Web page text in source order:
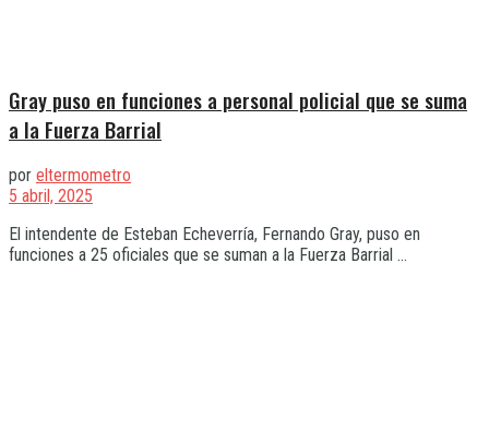
Gray puso en funciones a personal policial que se suma
a la Fuerza Barrial
por eltermometro
5 abril, 2025
El intendente de Esteban Echeverría, Fernando Gray, puso en
funciones a 25 oficiales que se suman a la Fuerza Barrial ...